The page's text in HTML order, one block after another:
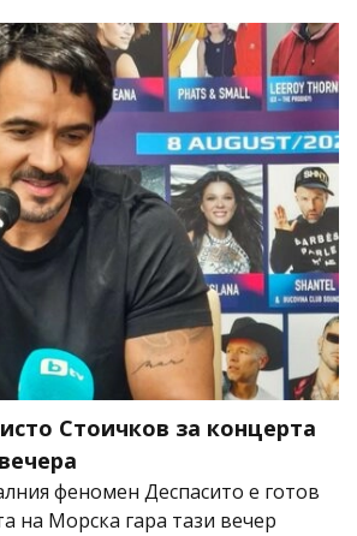
Стоичков за концерта
феномен Деспасито е готов
на Морска гара тази вечер